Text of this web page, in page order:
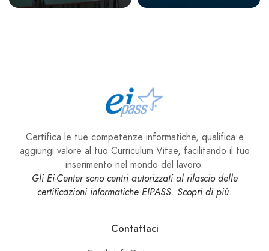
Certifica le tue competenze informatiche, qualifica e
aggiungi valore al tuo Curriculum Vitae, facilitando il tuo
inserimento nel mondo del lavoro.
Gli Ei-Center sono centri autorizzati al rilascio delle
certificazioni informatiche EIPASS. Scopri di più.
Contattaci